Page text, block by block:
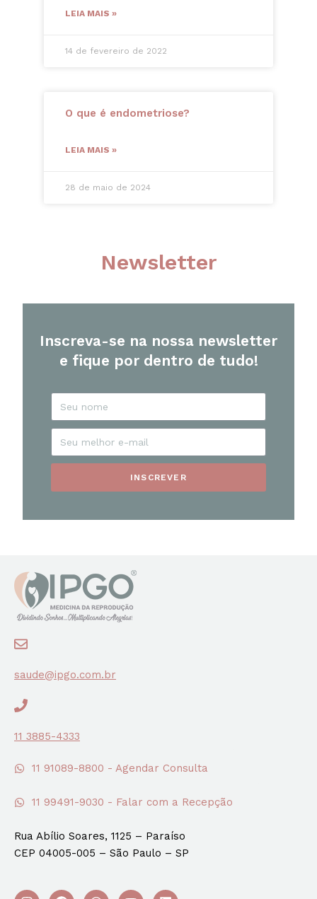
LEIA MAIS »
14 de fevereiro de 2022
O que é endometriose?
LEIA MAIS »
28 de maio de 2024
Newsletter
Inscreva-se na nossa newsletter
e fique por dentro de tudo!
INSCREVER
saude@ipgo.com.br
11 3885-4333
11 91089-8800 - Agendar Consulta
11 99491-9030 - Falar com a Recepção
Rua Abílio Soares, 1125 – Paraíso
CEP 04005-005 – São Paulo – SP